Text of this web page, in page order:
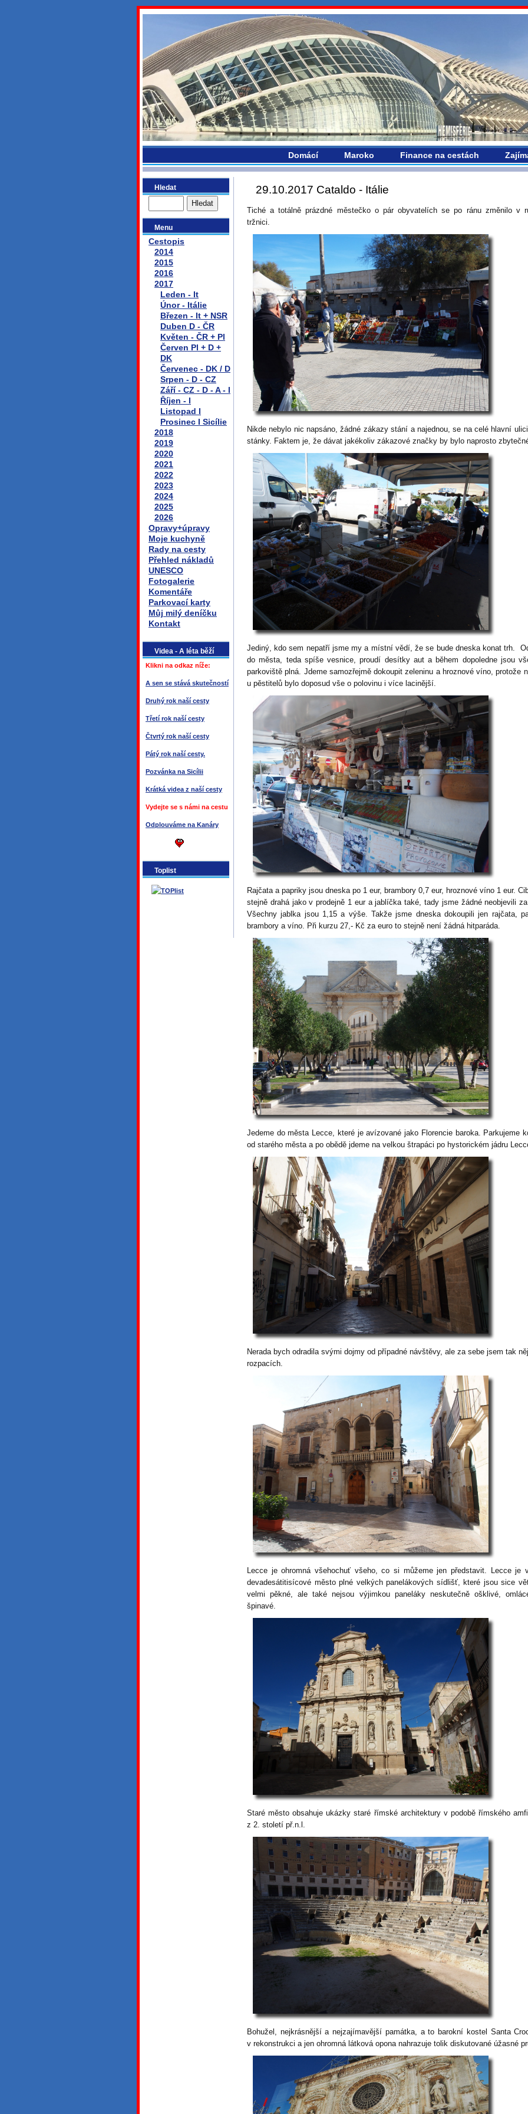
bydlikemevropou.com
Domácí Maroko Finance na cestách
Hledat
Menu
Cestopis
2014
2015
2016
2017
Leden - It
Únor - Itálie
Březen - It + NSR
Duben D - ČR
Květen - ČR + Pl
Červen Pl + D +
DK
Červenec - DK / D
Srpen - D - CZ
Září - CZ - D - A - I
Říjen - I
Listopad I
Prosinec I Sicílie
2018
2019
2020
2021
2022
2023
2024
2025
2026
Opravy+úpravy
Moje kuchyně
Rady na cesty
Přehled nákladů
UNESCO
Fotogalerie
Komentáře
Parkovací karty
Můj milý deníčku
Kontakt
Videa - A léta běží
Klikni na odkaz níže:
A sen se stává skutečností
Druhý rok naší cesty
Třetí rok naší cesty
Čtvrtý rok naší cesty
Pátý rok naší cesty.
Pozvánka na Sicílii
Krátká videa z naší cesty
Vydejte se s námi na cestu
Odplouváme na Kanáry
Toplist
29.10.2017 Cataldo - Itálie
Tiché a totálně prázdné městečko o pár obyvatelích se po ránu změnilo v
tržnici.
Nikde nebylo nic napsáno, žádné zákazy stání a najednou, se na celé hlavní
stánky. Faktem je, že dávat jakékoliv zákazové značky by bylo naprosto
Jediný, kdo sem nepatří jsme my a místní vědí, že se bude dneska konat trh.
do města, teda spíše vesnice, proudí desítky aut a během dopoledne jsou
parkoviště plná. Jdeme samozřejmě dokoupit zeleninu a hroznové víno, protože
u pěstitelů bylo doposud vše o polovinu i více lacinější.
Rajčata a papriky jsou dneska po 1 eur, brambory 0,7 eur, hroznové víno 1 eur.
stejně drahá jako v prodejně 1 eur a jablíčka také, tady jsme žádné neobjevili
Všechny jablka jsou 1,15 a výše. Takže jsme dneska dokoupili jen rajčata,
brambory a víno. Při kurzu 27,- Kč za euro to stejně není žádná hitparáda.
Jedeme do města Lecce, které je avízované jako Florencie baroka. Parkujeme
od starého města a po obědě jdeme na velkou štrapáci po hystorickém jádru
Nerada bych odradila svými dojmy od případné návštěvy, ale za sebe jsem tak
rozpacích.
Lecce je ohromná všehochuť všeho, co si můžeme jen představit. Lecce je
devadesátitisícové město plné velkých panelákových sídlišť, které jsou sice
velmi pěkné, ale také nejsou výjimkou paneláky neskutečně ošklivé,
špinavé.
Staré město obsahuje ukázky staré římské architektury v podobě římského
z 2. století př.n.l.
Bohužel, nejkrásnější a nejzajímavější památka, a to barokní kostel Santa
v rekonstrukci a jen ohromná látková opona nahrazuje tolik diskutované úžasné